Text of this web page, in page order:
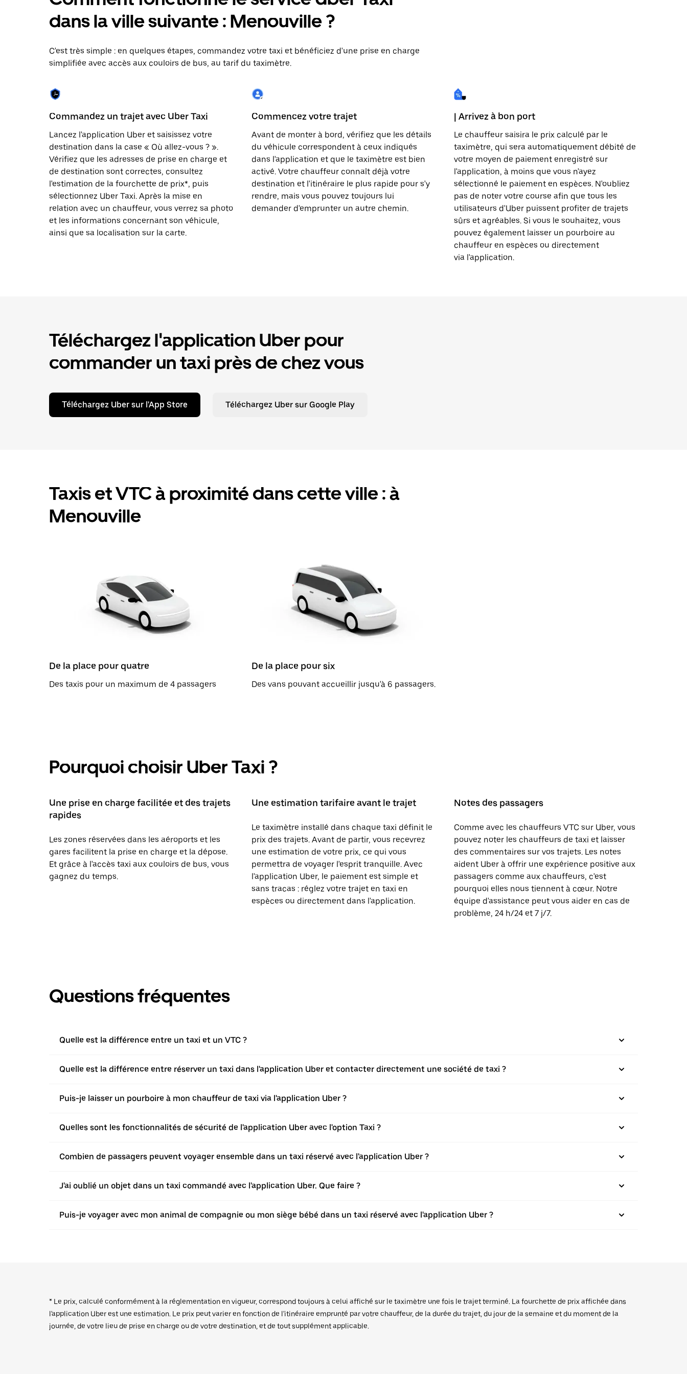
le
et
date.
Appuyez
sur
touche
Échap
fermer
calendrier.
dans la ville suivante : Menouville ?
C'est très simple : en quelques étapes, commandez votre taxi et bénéficiez d'une prise en charge
simplifiée avec accès aux couloirs de bus, au tarif du taximètre.
Commandez un trajet avec Uber Taxi
Lancez l'application Uber et saisissez votre
destination dans la case « Où allez-vous ? ».
Vérifiez que les adresses de prise en charge et
de destination sont correctes, consultez
l'estimation de la fourchette de prix*, puis
sélectionnez Uber Taxi. Après la mise en
relation avec un chauffeur, vous verrez sa photo
et les informations concernant son véhicule,
ainsi que sa localisation sur la carte.
Commencez votre trajet
Avant de monter à bord, vérifiez que les détails
du véhicule correspondent à ceux indiqués
dans l'application et que le taximètre est bien
activé. Votre chauffeur connaît déjà votre
destination et l'itinéraire le plus rapide pour s'y
rendre, mais vous pouvez toujours lui
demander d'emprunter un autre chemin.
| Arrivez à bon port
Le chauffeur saisira le prix calculé par le
taximètre, qui sera automatiquement débité de
votre moyen de paiement enregistré sur
l'application, à moins que vous n'ayez
sélectionné le paiement en espèces. N'oubliez
pas de noter votre course afin que tous les
utilisateurs d'Uber puissent profiter de trajets
sûrs et agréables. Si vous le souhaitez, vous
pouvez également laisser un pourboire au
chauffeur en espèces ou directement
via l'application.
Téléchargez l'application Uber pour
commander un taxi près de chez vous
Téléchargez Uber sur l'App Store Téléchargez Uber sur Google Play
Taxis et VTC à proximité dans cette ville : à
Menouville
De la place pour quatre
Des taxis pour un maximum de 4 passagers
De la place pour six
Des vans pouvant accueillir jusqu'à 6 passagers.
Pourquoi choisir Uber Taxi ?
Une prise en charge facilitée et des trajets
rapides
Les zones réservées dans les aéroports et les
gares facilitent la prise en charge et la dépose.
Et grâce à l'accès taxi aux couloirs de bus, vous
gagnez du temps.
Une estimation tarifaire avant le trajet
Le taximètre installé dans chaque taxi définit le
prix des trajets. Avant de partir, vous recevrez
une estimation de votre prix, ce qui vous
permettra de voyager l'esprit tranquille. Avec
l'application Uber, le paiement est simple et
sans tracas : réglez votre trajet en taxi en
espèces ou directement dans l'application.
Notes des passagers
Comme avec les chauffeurs VTC sur Uber, vous
pouvez noter les chauffeurs de taxi et laisser
des commentaires sur vos trajets. Les notes
aident Uber à offrir une expérience positive aux
passagers comme aux chauffeurs, c'est
pourquoi elles nous tiennent à cœur. Notre
équipe d'assistance peut vous aider en cas de
problème, 24 h/24 et 7 j/7.
Questions fréquentes
Quelle est la différence entre un taxi et un VTC ?
Quelle est la différence entre réserver un taxi dans l'application Uber et contacter directement une société de taxi ?
Puis-je laisser un pourboire à mon chauffeur de taxi via l'application Uber ?
Quelles sont les fonctionnalités de sécurité de l'application Uber avec l'option Taxi ?
Combien de passagers peuvent voyager ensemble dans un taxi réservé avec l'application Uber ?
J'ai oublié un objet dans un taxi commandé avec l'application Uber. Que faire ?
Puis-je voyager avec mon animal de compagnie ou mon siège bébé dans un taxi réservé avec l'application Uber ?
* Le prix, calculé conformément à la réglementation en vigueur, correspond toujours à celui affiché sur le taximètre une fois le trajet terminé. La fourchette de prix affichée dans
l'application Uber est une estimation. Le prix peut varier en fonction de l'itinéraire emprunté par votre chauffeur, de la durée du trajet, du jour de la semaine et du moment de la
journée, de votre lieu de prise en charge ou de votre destination, et de tout supplément applicable.